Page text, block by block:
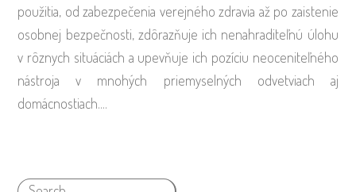
použitia, od zabezpečenia verejného zdravia až po zaistenie
osobnej bezpečnosti, zdôrazňuje ich nenahraditeľnú úlohu
v rôznych situáciách a upevňuje ich pozíciu neoceniteľného
nástroja v mnohých priemyselných odvetviach aj
domácnostiach.…